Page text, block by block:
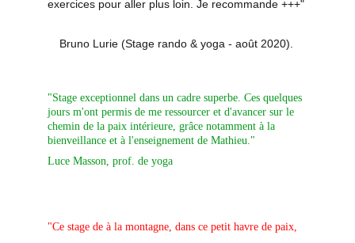
exercices pour aller plus loin. Je recommande +++"
Bruno Lurie (Stage rando & yoga - août 2020).
"Stage exceptionnel dans un cadre superbe. Ces quelques
jours m'ont permis de me ressourcer et d'avancer sur le
chemin de la paix intérieure, grâce notamment à la
bienveillance et à l'enseignement de Mathieu."
Luce Masson, prof. de yoga
"Ce stage de à la montagne, dans ce petit havre de paix,